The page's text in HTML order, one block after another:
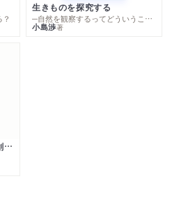
生きものを探究する
─自然を観察するってどういうこと？
小島渉著
７日でできるキャラクター創作入門